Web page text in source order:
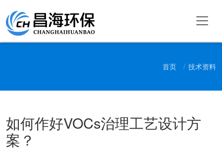
首页 技术资料
如何作好VOCs治理工艺设计方
案？